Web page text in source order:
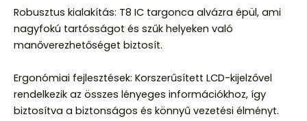
Robusztus kialakítás: T8 IC targonca alvázra épül, ami
nagyfokú tartósságot és szűk helyeken való
manőverezhetőséget biztosít.
Ergonómiai fejlesztések: Korszerűsített LCD-kijelzővel
rendelkezik az összes lényeges információkhoz, így
biztosítva a biztonságos és könnyű vezetési élményt.